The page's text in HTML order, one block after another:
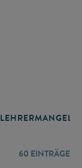
LEHRERMANGEL
60 EINTRÄGE